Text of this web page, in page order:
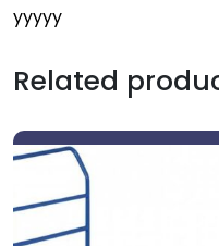
yyyyy
Related